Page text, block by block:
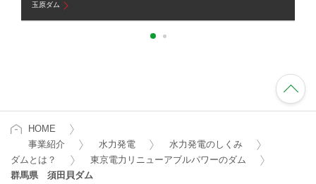
玉原ダム
HOME
事業紹介
水力発電
水力発電のしくみ
ダムとは？
東京電力リニューアブルパワーのダム
群馬県 須田貝ダム